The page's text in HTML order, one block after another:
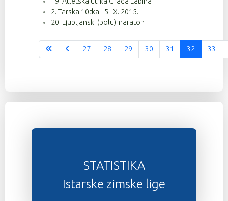
2. Tarska 10tka - 5. IX. 2015.
20. Ljubljanski (polu)maraton
Stranica 32 od 37
27 28 29 30 31 32 33
STATISTIKA
Istarske zimske lige